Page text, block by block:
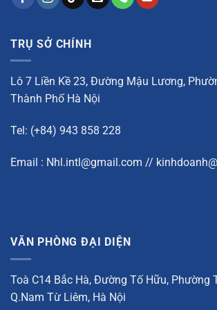
TRỤ SỞ CHÍNH
Lô 7 Liền Kề 23, Đường Mậu Lương,
Thành Phố Hà Nội
Tel: (+84) 943 858 228
Email : Nhl.intl@gmail.com //
VĂN PHÒNG ĐẠI DIỆN
Toà C14 Bắc Hà, Đường Tố Hữu, Phường
Q.Nam Từ Liêm, Hà Nội